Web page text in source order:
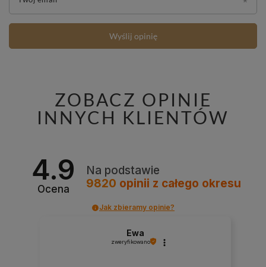
Wyślij opinię
ZOBACZ OPINIE
INNYCH KLIENTÓW
4.9
Ocena
Na podstawie
9820 opinii z całego okresu
Jak zbieramy opinie?
Ewa
zweryfikowano